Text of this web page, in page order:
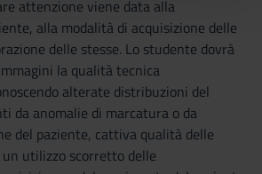
che hai fornito loro o che hanno
dei loro servizi.
attenzione viene data alla
alla modalità di acquisizione delle
delle stesse. Lo studente dovrà
la qualità tecnica
alterate distribuzioni del
da anomalie di marcatura o da
del paziente, cattiva qualità delle
utilizzo scorretto delle